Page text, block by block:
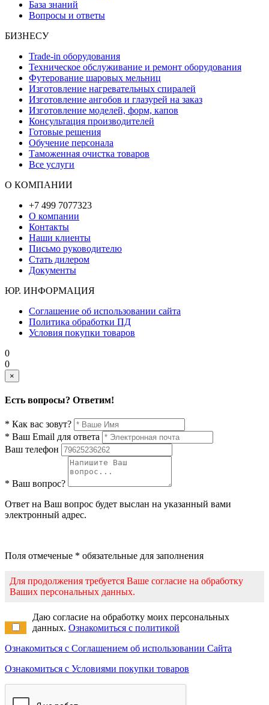
База знаний
Вопросы и ответы
БИЗНЕСУ
Trade-in оборудования
Техническое обслуживание и ремонт оборудования
Футерование шаровых мельниц
Изготовление нагревательных спиралей
Изготовление ангобов и глазурей на заказ
Изготовление моделей, форм, капов
Консультация производителей
Готовые решения
Обучение персонала
Таможенная очистка товаров
Все услуги
О КОМПАНИИ
+7 499 7077323
О компании
Контакты
Наши клиенты
Письмо руководителю
Стать дилером
Документы
ЮР. ИНФОРМАЦИЯ
Соглашение об использовании сайта
Политика обработки ПД
Условия покупки товаров
0
0
×
Есть вопросы? Ответим!
* Как вас зовут?
* Ваш Email для ответа
Ваш телефон
* Ваш вопрос?
Ответ на Ваш вопрос будет выслан на указанный вами
электронный адрес.
Поля отмеченые * обязательные для заполнения
Для продолжения требуется Ваше согласие на обработку
Ваших персональных данных.
Даю согласие на обработку моих персональных
данных. Ознакомиться с политикой
Ознакомиться с Соглашением об использовании Сайта
Ознакомиться с Условиями покупки товаров